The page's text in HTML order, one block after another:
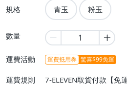
規格 青玉 粉玉
數量
運費活動 運費抵用券 驚喜$99免運
運費規則
7-ELEVEN取貨付款【免